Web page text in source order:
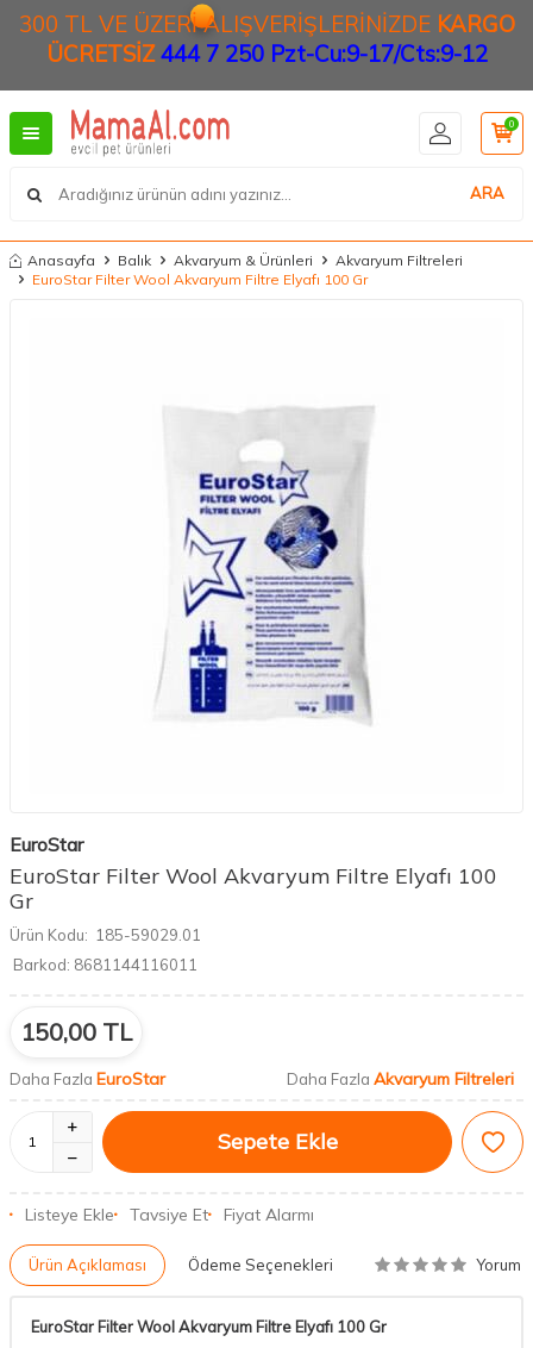
300 TL VE ÜZERİ ALIŞVERİŞLERİNİZDE KARGO
ÜCRETSİZ444 7 250 Pzt-Cu:9-17/Cts:9-12
ARA
0
Anasayfa Balık Akvaryum & Ürünleri
Akvaryum Filtreleri
EuroStar Filter Wool Akvaryum Filtre Elyafı 100 Gr
EuroStar
EuroStar Filter Wool Akvaryum Filtre Elyafı 100
Gr
Ürün Kodu: 185-59029.01
Barkod: 8681144116011
150,00 TL
Daha Fazla EuroStar Daha Fazla Akvaryum Filtreleri
Sepete Ekle
Listeye Ekle Tavsiye Et Fiyat Alarmı
Ürün Açıklaması Ödeme Seçenekleri Yorum
EuroStar Filter Wool Akvaryum Filtre Elyafı 100 Gr